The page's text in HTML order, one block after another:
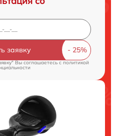
заявку
Вы соглашаетесь cполитикой